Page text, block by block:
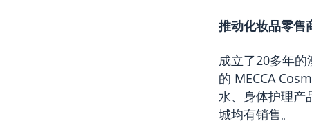
推动化妆品零售
成立了20多年的
的 MECCA
水、身体护理产
城均有销售。